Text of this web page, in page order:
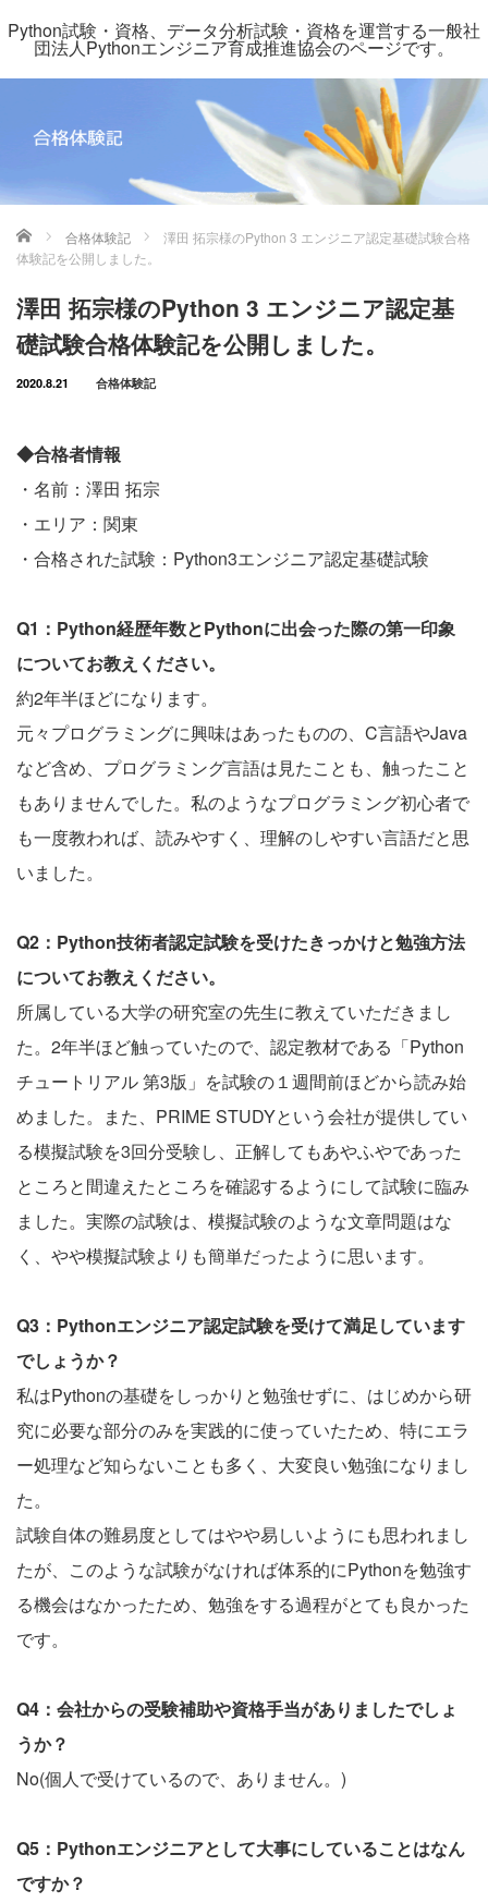
Python試験・資格、データ分析試験・資格を運営する一般社
団法人Pythonエンジニア育成推進協会のページです。
ホーム 合格体験記
澤田 拓宗様のPython 3 エンジニア認定基礎試験合格
体験記を公開しました。
澤田 拓宗様のPython 3 エンジニア認定基
礎試験合格体験記を公開しました。
2020.8.21 合格体験記
◆合格者情報
・名前：澤田 拓宗
・エリア：関東
・合格された試験：Python3エンジニア認定基礎試験
Q1：Python経歴年数とPythonに出会った際の第一印象
についてお教えください。
約2年半ほどになります。
元々プログラミングに興味はあったものの、C言語やJava
など含め、プログラミング言語は見たことも、触ったこと
もありませんでした。私のようなプログラミング初心者で
も一度教われば、読みやすく、理解のしやすい言語だと思
いました。
Q2：Python技術者認定試験を受けたきっかけと勉強方法
についてお教えください。
所属している大学の研究室の先生に教えていただきまし
た。2年半ほど触っていたので、認定教材である「Python
チュートリアル 第3版」を試験の１週間前ほどから読み始
めました。また、PRIME STUDYという会社が提供してい
る模擬試験を3回分受験し、正解してもあやふやであった
ところと間違えたところを確認するようにして試験に臨み
ました。実際の試験は、模擬試験のような文章問題はな
く、やや模擬試験よりも簡単だったように思います。
Q3：Pythonエンジニア認定試験を受けて満足しています
でしょうか？
私はPythonの基礎をしっかりと勉強せずに、はじめから研
究に必要な部分のみを実践的に使っていたため、特にエラ
ー処理など知らないことも多く、大変良い勉強になりまし
た。
試験自体の難易度としてはやや易しいようにも思われまし
たが、このような試験がなければ体系的にPythonを勉強す
る機会はなかったため、勉強をする過程がとても良かった
です。
Q4：会社からの受験補助や資格手当がありましたでしょ
うか？
No(個人で受けているので、ありません。)
Q5：Pythonエンジニアとして大事にしていることはなん
ですか？